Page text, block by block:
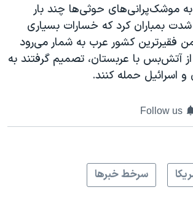
به موشک‌پرانی‌های حوثی‌ها چند بار
شدت بمباران کرد که خسارات بسیاری
فقیرترین کشور عرب به شمار می‌رود
آتش‌بس با عربستان، تصمیم گرفتند به
اسرائيل حمله کنند.
Follow us
سرخط خبرها